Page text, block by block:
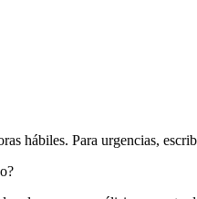
hábiles. Para urgencias,